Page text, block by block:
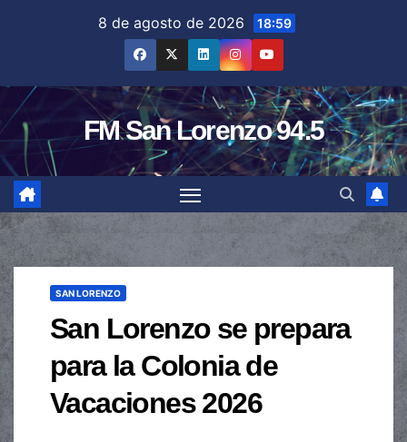
8 de agosto de 2026 18:59
FM San Lorenzo 94.5
SAN LORENZO
San Lorenzo se prepara
para la Colonia de
Vacaciones 2026